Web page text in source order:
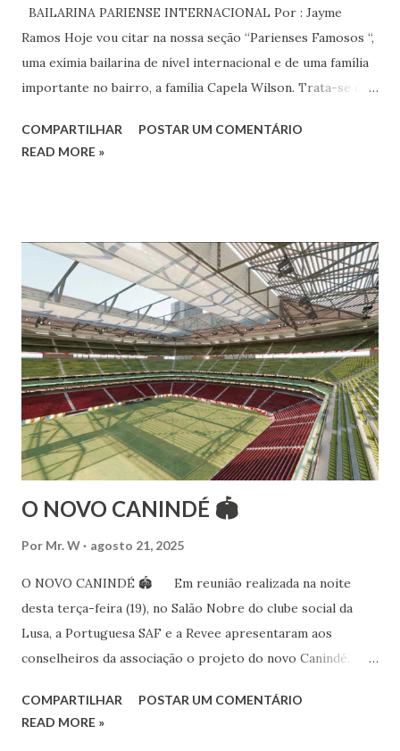
BAILARINA PARIENSE INTERNACIONAL Por : Jayme
Ramos Hoje vou citar na nossa seção “Parienses Famosos “,
uma exímia bailarina de nível internacional e de uma família
importante no bairro, a família Capela Wilson. Trata-se da
Vamos às informações de seu site : Bailarina e professora
Esteve na Índia aprofundando seus estudos neste estilo
além de partir para pesquisa e vivência das danças
folclóricas do Rajastão (Kalbelia, Banjara, Ghoomar, Chair).
Bailarina profissional e professora de dança. Dedica-se há
15 anos ao estudo e pesquisa de danças étnicas, em especial
às danças ciganas, árabes e indianas. Iniciou seus estudos de
dança aos 4 anos de idade (em 1982) no balé clássico,
passando por diversas atividades co...
COMPARTILHAR
POSTAR UM COMENTÁRIO
READ MORE »
O NOVO CANINDÉ 🏟
Por Mr. W agosto 21, 2025
O NOVO CANINDÉ 🏟 Em reunião realizada na noite
desta terça-feira (19), no Salão Nobre do clube social da
Lusa, a Portuguesa SAF e a Revee apresentaram aos
conselheiros da associação o projeto do novo Canindé.
complexo, que englobará clube social, edifício garagem
COMPARTILHAR
POSTAR UM COMENTÁRIO
READ MORE »